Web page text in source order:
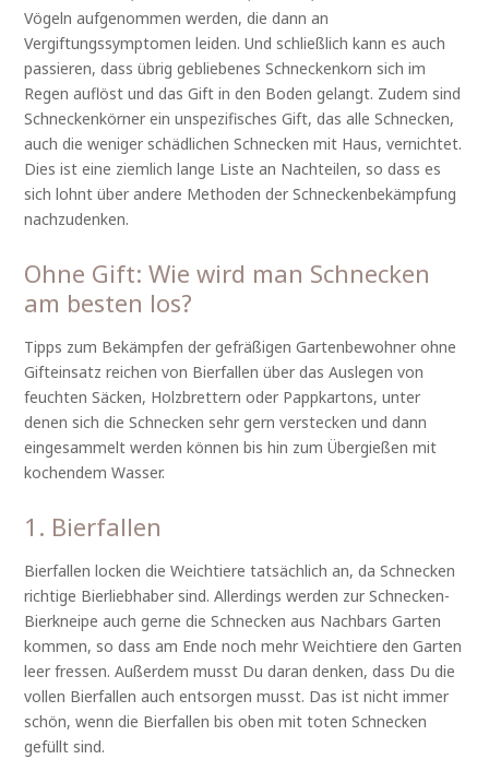
Vögeln aufgenommen werden, die dann an
Vergiftungssymptomen leiden. Und schließlich kann es auch
passieren, dass übrig gebliebenes Schneckenkorn sich im
Regen auflöst und das Gift in den Boden gelangt. Zudem sind
Schneckenkörner ein unspezifisches Gift, das alle Schnecken,
auch die weniger schädlichen Schnecken mit Haus, vernichtet.
Dies ist eine ziemlich lange Liste an Nachteilen, so dass es
sich lohnt über andere Methoden der Schneckenbekämpfung
nachzudenken.
Ohne Gift: Wie wird man Schnecken
am besten los?
Tipps zum Bekämpfen der gefräßigen Gartenbewohner ohne
Gifteinsatz reichen von Bierfallen über das Auslegen von
feuchten Säcken, Holzbrettern oder Pappkartons, unter
denen sich die Schnecken sehr gern verstecken und dann
eingesammelt werden können bis hin zum Übergießen mit
kochendem Wasser.
1. Bierfallen
Bierfallen locken die Weichtiere tatsächlich an, da Schnecken
richtige Bierliebhaber sind. Allerdings werden zur Schnecken-
Bierkneipe auch gerne die Schnecken aus Nachbars Garten
kommen, so dass am Ende noch mehr Weichtiere den Garten
leer fressen. Außerdem musst Du daran denken, dass Du die
vollen Bierfallen auch entsorgen musst. Das ist nicht immer
schön, wenn die Bierfallen bis oben mit toten Schnecken
gefüllt sind.